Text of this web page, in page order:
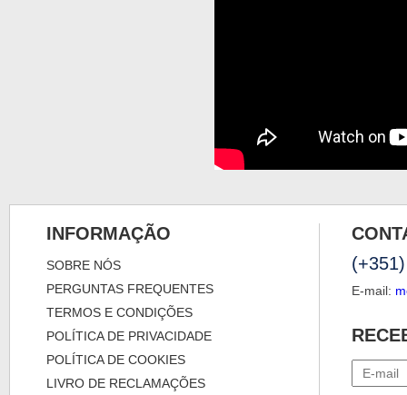
INFORMAÇÃO
SOBRE NÓS
PERGUNTAS FREQUENTES
TERMOS E CONDIÇÕES
POLÍTICA DE PRIVACIDADE
POLÍTICA DE COOKIES
LIVRO DE RECLAMAÇÕES
E-mail: